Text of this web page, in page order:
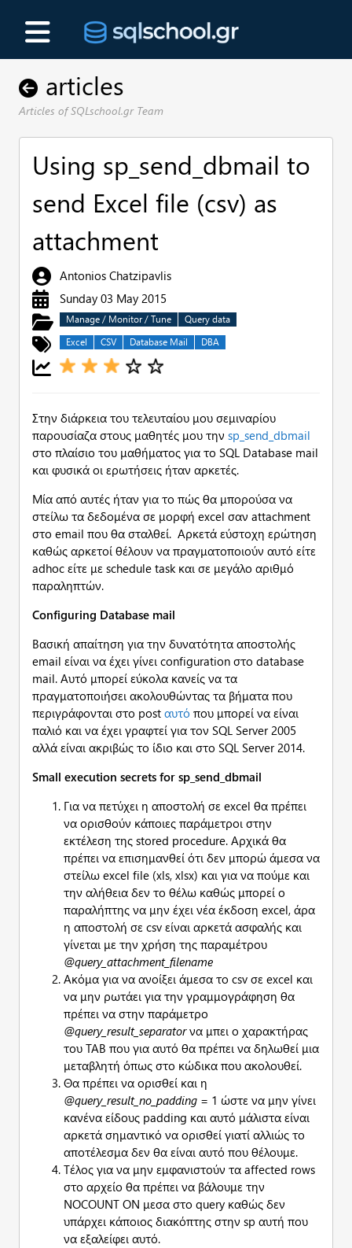
articles
Articles of SQLschool.gr Team
Using sp_send_dbmail to
send Excel file (csv) as
attachment
Antonios Chatzipavlis
Sunday 03 May 2015
Manage / Monitor / Tune
Query data
Excel
CSV Database Mail DBA
Στην διάρκεια του τελευταίου μου σεμιναρίου
παρουσίαζα στους μαθητές μου την sp_send_dbmail
στο πλαίσιο του μαθήματος για το SQL Database mail
και φυσικά οι ερωτήσεις ήταν αρκετές.
Μία από αυτές ήταν για το πώς θα μπορούσα να
στείλω τα δεδομένα σε μορφή excel σαν attachment
στο email που θα σταλθεί. Αρκετά εύστοχη ερώτηση
καθώς αρκετοί θέλουν να πραγματοποιούν αυτό είτε
adhoc είτε με schedule task και σε μεγάλο αριθμό
παραληπτών.
Configuring Database mail
Βασική απαίτηση για την δυνατότητα αποστολής
email είναι να έχει γίνει configuration στο database
mail. Αυτό μπορεί εύκολα κανείς να τα
πραγματοποιήσει ακολουθώντας τα βήματα που
περιγράφονται στο post αυτό που μπορεί να είναι
παλιό και να έχει γραφτεί για τον SQL Server 2005
αλλά είναι ακριβώς το ίδιο και στο SQL Server 2014.
Small execution secrets for sp_send_dbmail
Για να πετύχει η αποστολή σε excel θα πρέπει
να ορισθούν κάποιες παράμετροι στην
εκτέλεση της stored procedure. Αρχικά θα
πρέπει να επισημανθεί ότι δεν μπορώ άμεσα να
στείλω excel file (xls, xlsx) και για να πούμε και
την αλήθεια δεν το θέλω καθώς μπορεί ο
παραλήπτης να μην έχει νέα έκδοση excel, άρα
η αποστολή σε csv είναι αρκετά ασφαλής και
γίνεται με την χρήση της παραμέτρου
@query_attachment_filename
Ακόμα για να ανοίξει άμεσα το csv σε excel και
να μην ρωτάει για την γραμμογράφηση θα
πρέπει να στην παράμετρο
@query_result_separatorνα μπει ο χαρακτήρας
του TAB που για αυτό θα πρέπει να δηλωθεί μια
μεταβλητή όπως στο κώδικα που ακολουθεί.
Θα πρέπει να ορισθεί και η
@query_result_no_padding = 1 ώστε να μην γίνει
κανένα είδους padding και αυτό μάλιστα είναι
αρκετά σημαντικό να ορισθεί γιατί αλλιώς το
αποτέλεσμα δεν θα είναι αυτό που θέλουμε.
Τέλος για να μην εμφανιστούν τα affected rows
στο αρχείο θα πρέπει να βάλουμε την
NOCOUNT ON μεσα στο query καθώς δεν
υπάρχει κάποιος διακόπτης στην sp αυτή που
να εξαλείφει αυτό.